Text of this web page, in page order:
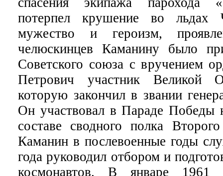
потерпел крушение во льдах
мужество и героизм,
челюскинцев Каманину было
Советского союза с вручением
Петрович участник Великой
которую закончил в звании
Он участвовал в Параде Победы
составе сводного полка
Каманин в послевоенные годы
года руководил отбором и
космонавтов. В январе 1961